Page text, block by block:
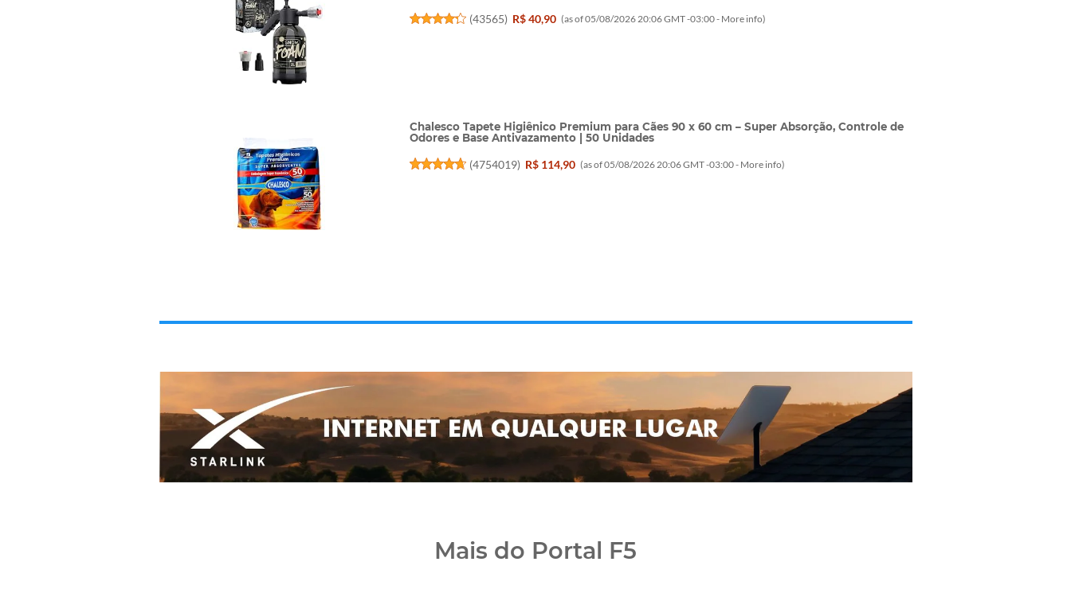
(43565) R$ 40,90 (as of 05/08/2026 20:06 GMT -03:00 - More info)
Chalesco Tapete Higiênico Premium para Cães 90 x 60 cm – Super Absorção, Controle de
Odores e Base Antivazamento | 50 Unidades
(4754019) R$ 114,90 (as of 05/08/2026 20:06 GMT -03:00 - More info)
Mais do Portal F5